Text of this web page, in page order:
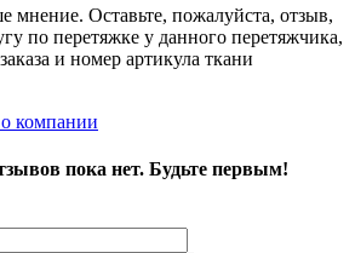
мнение. Оставьте, пожалуйста, отзыв,
по перетяжке у данного перетяжчика,
и номер артикула ткани
компании
пока нет. Будьте первым!